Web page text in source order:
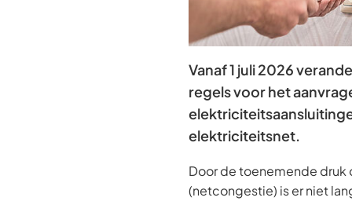
Vanaf 1 juli 2026
regels voor het
elektriciteitsnet.
Door de toenemende druk
(netcongestie) is er niet